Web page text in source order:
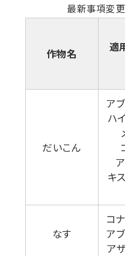
最新事項変
作物名
適
だいこん
ア
ハ
キ
なす
コ
ア
ア